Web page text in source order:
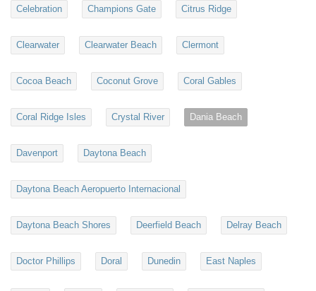
Celebration Champions Gate Citrus Ridge
Clearwater Clearwater Beach Clermont
Cocoa Beach Coconut Grove Coral Gables
Coral Ridge Isles Crystal River Dania Beach
Davenport Daytona Beach
Daytona Beach Aeropuerto Internacional
Daytona Beach Shores Deerfield Beach Delray Beach
Doctor Phillips Doral Dunedin East Naples